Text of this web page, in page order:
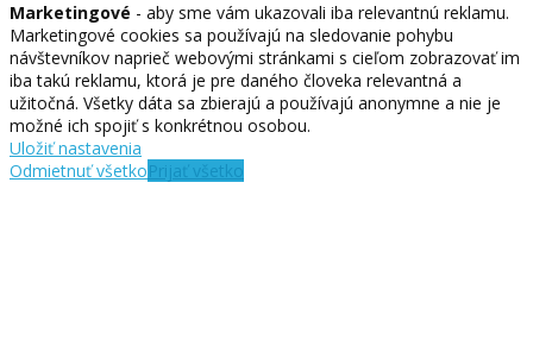
Marketingové - aby sme vám ukazovali iba relevantnú reklamu.
Marketingové cookies sa používajú na sledovanie pohybu
návštevníkov naprieč webovými stránkami s cieľom zobrazovať im
iba takú reklamu, ktorá je pre daného človeka relevantná a
užitočná. Všetky dáta sa zbierajú a používajú anonymne a nie je
možné ich spojiť s konkrétnou osobou.
Uložiť nastavenia
Odmietnuť všetkoPrijať všetko